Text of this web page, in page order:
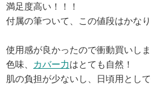
満足度高い！！！
付属の筆ついて、この値段はかな
使用感が良かったので衝動買いしま
色味、
カバー力はとても自然！
肌の負担が少ないし、日頃用として